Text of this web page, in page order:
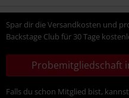
Spar dir die Versandkosten und
Backstage Club für 30 Tage
Probemitgliedschaft
Falls du schon Mitglied bist,